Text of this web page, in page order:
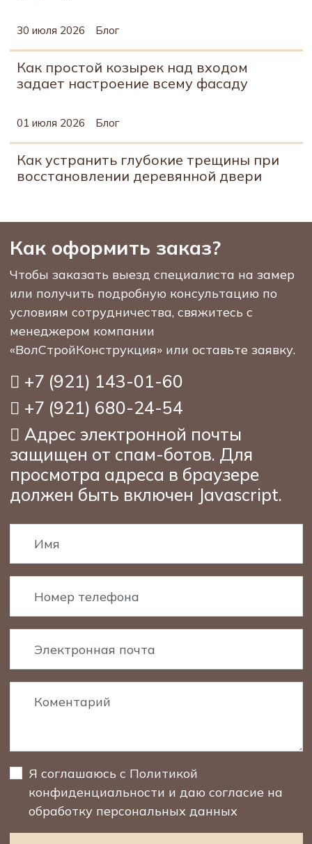
30 июля 2026 Блог
Как простой козырек над входом
задает настроение всему фасаду
01 июля 2026 Блог
Как устранить глубокие трещины при
восстановлении деревянной двери
Как оформить заказ?
Чтобы заказать выезд специалиста на замер
или получить подробную консультацию по
условиям сотрудничества, свяжитесь с
менеджером компании
«ВолСтройКонструкция» или оставьте заявку.
+7 (921) 143-01-60
+7 (921) 680-24-54
Адрес электронной почты
защищен от спам-ботов. Для
просмотра адреса в браузере
должен быть включен Javascript.
Я соглашаюсь с Политикой
конфиденциальности и даю согласие на
обработку персональных данных